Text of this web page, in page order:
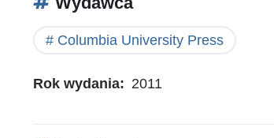
Columbia University Press
Rok wydania 2011